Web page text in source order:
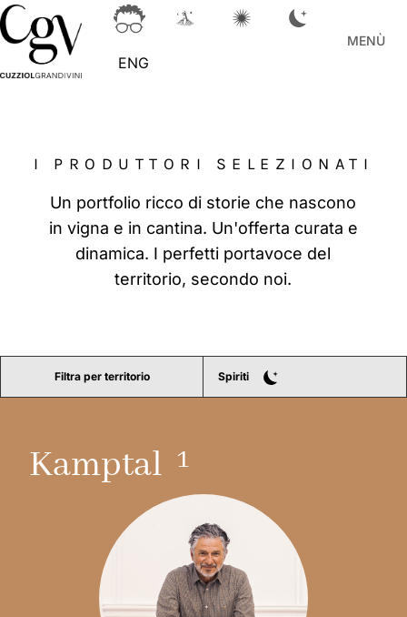
ENG
MENÙ
I PRODUTTORI SELEZIONATI
Un portfolio ricco di storie che nascono
in vigna e in cantina. Un'offerta curata e
dinamica. I perfetti portavoce del
territorio, secondo noi.
Filtra per territorio Spiriti
Kamptal 1